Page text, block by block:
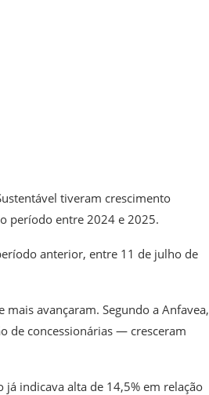
tiveram crescimento
período entre 2024 e 2025.
anterior, entre 11 de julho de
avançaram. Segundo a Anfavea,
de concessionárias — cresceram
indicava alta de 14,5% em relação